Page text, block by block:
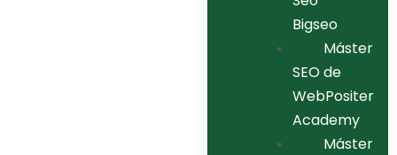
Bigseo
Máster
SEO de
WebPositer
Academy
Máster